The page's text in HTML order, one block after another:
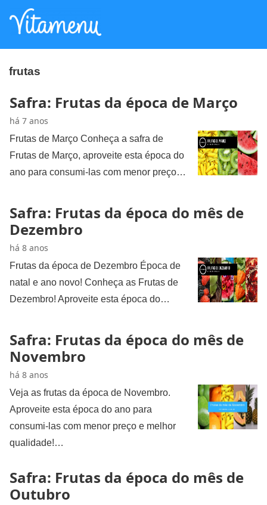
frutas
Safra: Frutas da época de Março
há 7 anos
Frutas de Março Conheça a safra de
Frutas de Março, aproveite esta época do
ano para consumi-las com menor preço…
Safra: Frutas da época do mês de
Dezembro
há 8 anos
Frutas da época de Dezembro Época de
natal e ano novo! Conheça as Frutas de
Dezembro! Aproveite esta época do…
Safra: Frutas da época do mês de
Novembro
há 8 anos
Veja as frutas da época de Novembro.
Aproveite esta época do ano para
consumi-las com menor preço e melhor
qualidade!…
Safra: Frutas da época do mês de
Outubro